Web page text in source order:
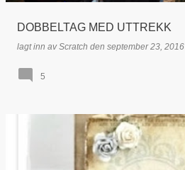
DOBBELTAG MED UTTREKK
lagt inn avScratch den september 23, 2016
5